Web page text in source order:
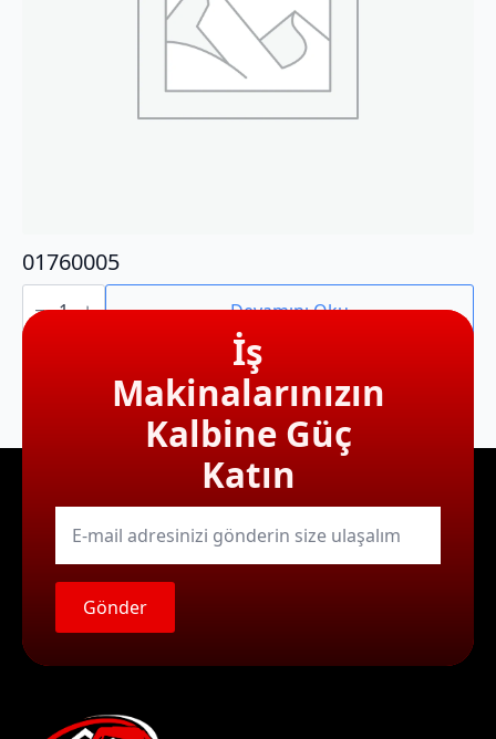
01760005
01760005
adet Devamını Oku
İş
Makinalarınızın
Kalbine Güç
Katın
E-
mail
Gönder